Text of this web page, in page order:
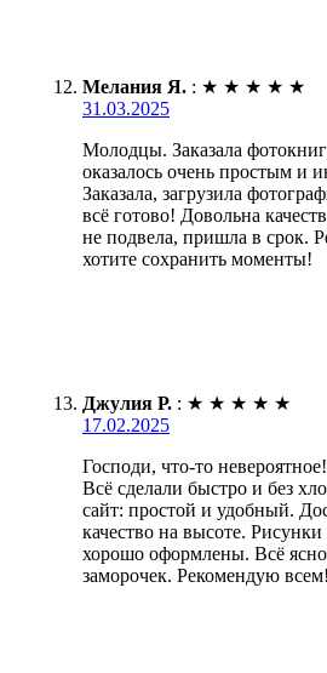
Мелания Я. : ★ ★ ★ ★ ★
31.03.2025
Молодцы. Заказала
оказалось очень простым и
Заказала, загрузила
всё готово! Довольна
не подвела, пришла в срок.
хотите сохранить моменты!
Джулия Р. : ★ ★ ★ ★ ★
17.02.2025
Господи, что-то
Всё сделали быстро и без
сайт: простой и удобный.
качество на высоте.
хорошо оформлены. Всё
заморочек. Рекомендую всем!